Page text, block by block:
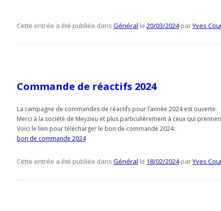
Cette entrée a été publiée dans Général le 20/03/2024 parYves
Commande de réactifs 2024
La campagne de commandes de réactifs pour l’année 2024 est ouverte.
Merci à la société de Meyzieu et plus particulièrement à ceux qui
Voici le lien pour télécharger le bon de commande 2024:
bon de commande 2024
Cette entrée a été publiée dans Général le 18/02/2024 parYves